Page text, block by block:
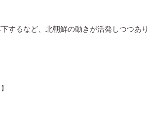
するなど、北朝鮮の動きが活発しつつあり